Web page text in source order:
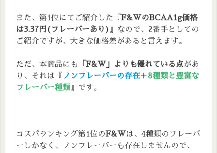
マンゴー味
プレーン味(ノンフレーバー)
また、第1位にてご紹介した『F&WのBCAA1g価格
は3.37円(フレーバーあり) 』なので、2番手としての
ご紹介ですが、大きな価格差があると言えます。
ただ、本商品にも 「F&W」よりも優れている点があ
り、それは『 ノンフレーバーの存在＋8種類と豊富な
フレーバー種類 』です。
コスパランキング第1位のF&Wは、4種類のフレーバ
ーしかなく、ノンフレーバーも存在しませんので、